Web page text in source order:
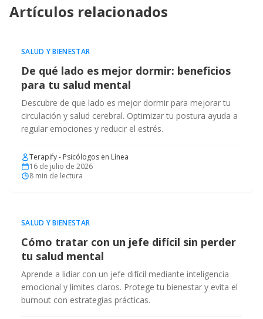
Artículos relacionados
SALUD Y BIENESTAR
De qué lado es mejor dormir: beneficios
para tu salud mental
Descubre de que lado es mejor dormir para mejorar tu
circulación y salud cerebral. Optimizar tu postura ayuda a
regular emociones y reducir el estrés.
Terapify - Psicólogos en Línea
16 de julio de 2026
8 min de lectura
SALUD Y BIENESTAR
Cómo tratar con un jefe difícil sin perder
tu salud mental
Aprende a lidiar con un jefe difícil mediante inteligencia
emocional y límites claros. Protege tu bienestar y evita el
burnout con estrategias prácticas.